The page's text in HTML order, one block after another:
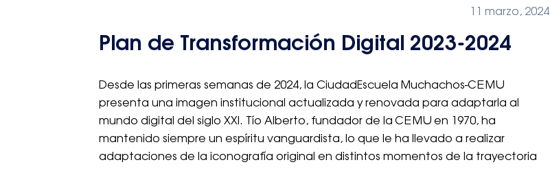
11 marzo, 2024
Plan de Transformación Digital 2023-2024
Desde las primeras semanas de 2024, la CiudadEscuela Muchachos-CEMU
presenta una imagen institucional actualizada y renovada para adaptarla al
mundo digital del siglo XXI. Tío Alberto, fundador de la CEMU en 1970, ha
mantenido siempre un espíritu vanguardista, lo que le ha llevado a realizar
adaptaciones de la iconografía original en distintos momentos de la trayectoria